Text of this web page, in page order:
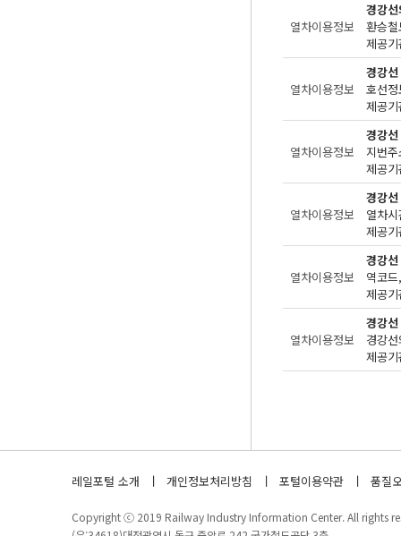
열차이용정보
경강
환승
제공
열차이용정보
경강
제공
열차이용정보
경강
지번
제공
열차이용정보
경강
제공
열차이용정보
경강
제공
열차이용정보
경강
경강
제공
레일포털 소개 개인정보처리방침 포털이용약관 품질
Copyright ⓒ 2019 Railway Industry Information Center. All rights